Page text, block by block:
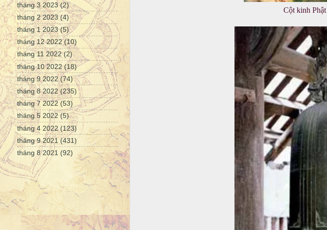
Cột kinh
tháng 3 2023(2)
tháng 2 2023(4)
tháng 1 2023(5)
tháng 12 2022(10)
tháng 11 2022(2)
tháng 10 2022(18)
tháng 9 2022(74)
tháng 8 2022(235)
tháng 7 2022 (53)
tháng 5 2022(5)
tháng 4 2022(123)
tháng 9 2021(431)
tháng 8 2021 (92)